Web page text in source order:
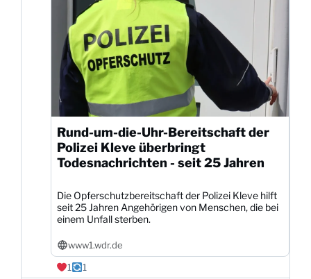
Rund-um-die-Uhr-Bereitschaft der
Polizei Kleve überbringt
Todesnachrichten - seit 25 Jahren
Die Opferschutzbereitschaft der Polizei Kleve hilft
seit 25 Jahren Angehörigen von Menschen, die bei
einem Unfall sterben.
www1.wdr.de
1
1